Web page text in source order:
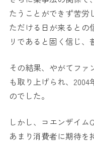
たうことができず苦労
ただける日が来るとの
リであると固く信じ、
その結果、やがてファ
も取り上げられ、
のでした。
しかし、コエンザイム
あまり消費者に期待を